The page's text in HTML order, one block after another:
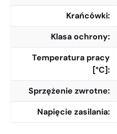
Krańcówki
Klasa ochrony
Temperatura pracy
[°C]
Sprzężenie zwrotne
Napięcie zasilania